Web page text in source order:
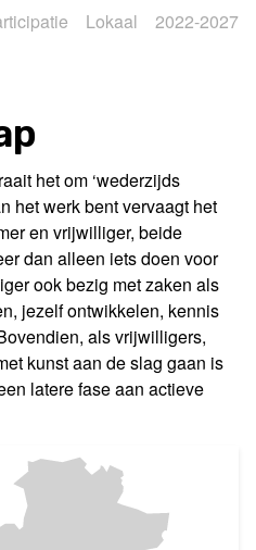
Lokaal 2022-2027
het om ‘wederzijds
het werk bent vervaagt het
en vrijwilliger, beide
dan alleen iets doen voor
ook bezig met zaken als
jezelf ontwikkelen, kennis
als vrijwilligers,
kunst aan de slag gaan is
latere fase aan actieve